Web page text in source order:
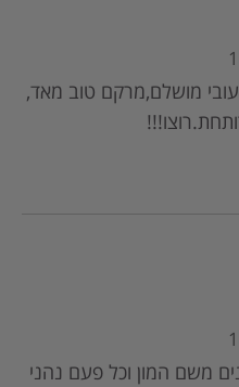
מושלם,מרקם טוב מאד,
משם המון וכל פעם נהני